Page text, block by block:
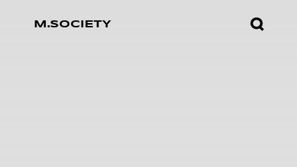
M.SOCIETY